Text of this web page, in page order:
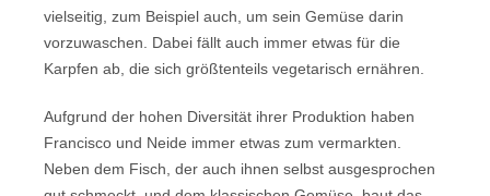
vielseitig, zum Beispiel auch, um sein Gemüse darin
vorzuwaschen. Dabei fällt auch immer etwas für die
Karpfen ab, die sich größtenteils vegetarisch ernähren.
Aufgrund der hohen Diversität ihrer Produktion haben
Francisco und Neide immer etwas zum vermarkten.
Neben dem Fisch, der auch ihnen selbst ausgesprochen